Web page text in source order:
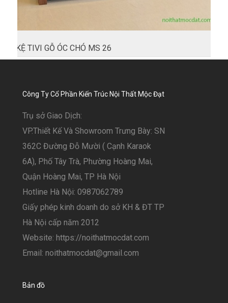
KỆ TIVI GỖ ÓC CHÓ MS 26
Công Ty Cổ Phần Kiến Trúc Nội Thất Mộc Đạt
Trụ sở Giao Dịch:
VP.Thiết Kế Và Showroom Trưng Bày: SN
362C Đường Đỗ Mười ( Cạnh Karaok
6A), Phố Tây Trà, Phường Hoàng Mai,
Quận Hoàng Mai, TP Hà Nội
Hotline Hà Nội: 0987062789
Giấy phép kinh doanh do sở KH & ĐT TP
Hà Nội cấp năm 2012
Website: https://noithatmocdat.com
Email: noithatmocdat@gmail.com
Bản đồ